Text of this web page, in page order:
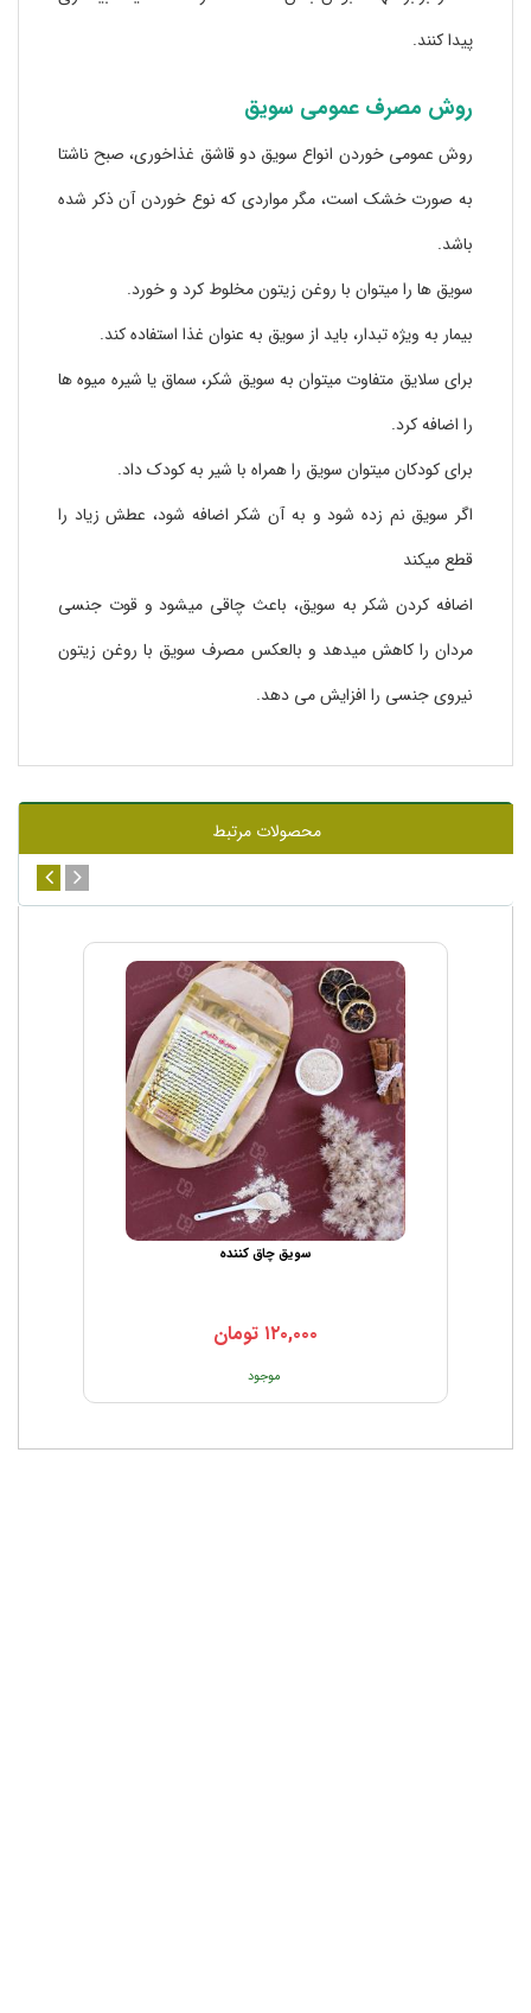
پیدا کنند.
روش مصرف عمومی سویق
روش عمومی خوردن انواع سویق دو قاشق غذاخوری، صبح ناشتا
به صورت خشک است، مگر مواردی که نوع خوردن آن ذکر شده
باشد.
سویق ها را میتوان با روغن زیتون مخلوط کرد و خورد.
بیمار به ویژه تبدار، باید از سویق به عنوان غذا استفاده کند.
برای سلایق متفاوت میتوان به سویق شکر، سماق یا شیره میوه ها
را اضافه کرد.
برای کودکان میتوان سویق را همراه با شیر به کودک داد.
اگر سویق نم زده شود و به آن شکر اضافه شود، عطش زیاد را
قطع میکند
اضافه کردن شکر به سویق، باعث چاقی میشود و قوت جنسی
مردان را کاهش میدهد و بالعکس مصرف سویق با روغن زیتون
نیروی جنسی را افزایش می دهد.
محصولات مرتبط
سویق چاق کننده
۱۲۰,۰۰۰ تومان
موجود